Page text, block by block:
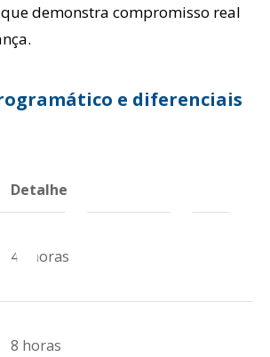
demonstra compromisso real
e diferenciais
Detalhe
40 horas
8 horas